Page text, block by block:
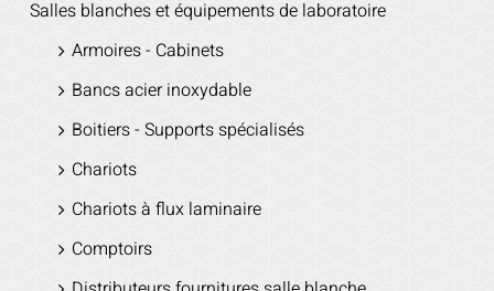
Salles blanches et équipements de laboratoire
Armoires - Cabinets
Bancs acier inoxydable
Boitiers - Supports spécialisés
Chariots
Chariots à flux laminaire
Comptoirs